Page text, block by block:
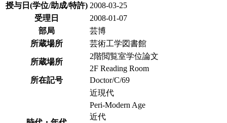
授与日(学位/助成/特許) 2008-03-25
受理日
2008-01-07
部局
芸博
所蔵場所
芸術工学図書館
所蔵場所
2階閲覧室学位論文
2F Reading Room
所在記号
Doctor/C/69
近現代
Peri-Modern Age
近代